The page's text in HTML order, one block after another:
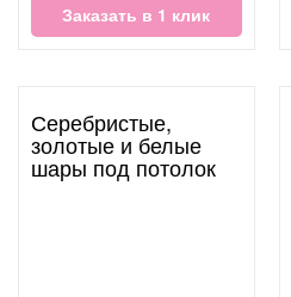
Заказать в 1 клик
Серебристые,
золотые и белые
шары под потолок